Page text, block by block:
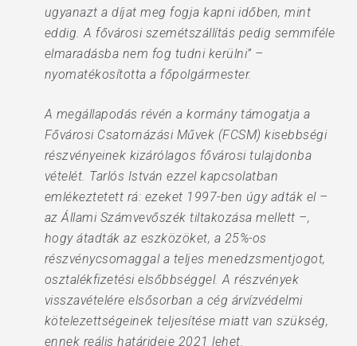
ugyanazt a díjat meg fogja kapni időben, mint
eddig. A fővárosi szemétszállítás pedig semmiféle
elmaradásba nem fog tudni kerülni” –
nyomatékosította a főpolgármester.
A megállapodás révén a kormány támogatja a
Fővárosi Csatornázási Művek (FCSM) kisebbségi
részvényeinek kizárólagos fővárosi tulajdonba
vételét. Tarlós István ezzel kapcsolatban
emlékeztetett rá: ezeket 1997-ben úgy adták el –
az Állami Számvevőszék tiltakozása mellett –,
hogy átadták az eszközöket, a 25%-os
részvénycsomaggal a teljes menedzsmentjogot,
osztalékfizetési elsőbbséggel. A részvények
visszavételére elsősorban a cég árvízvédelmi
kötelezettségeinek teljesítése miatt van szükség,
ennek reális határideje 2021 lehet.